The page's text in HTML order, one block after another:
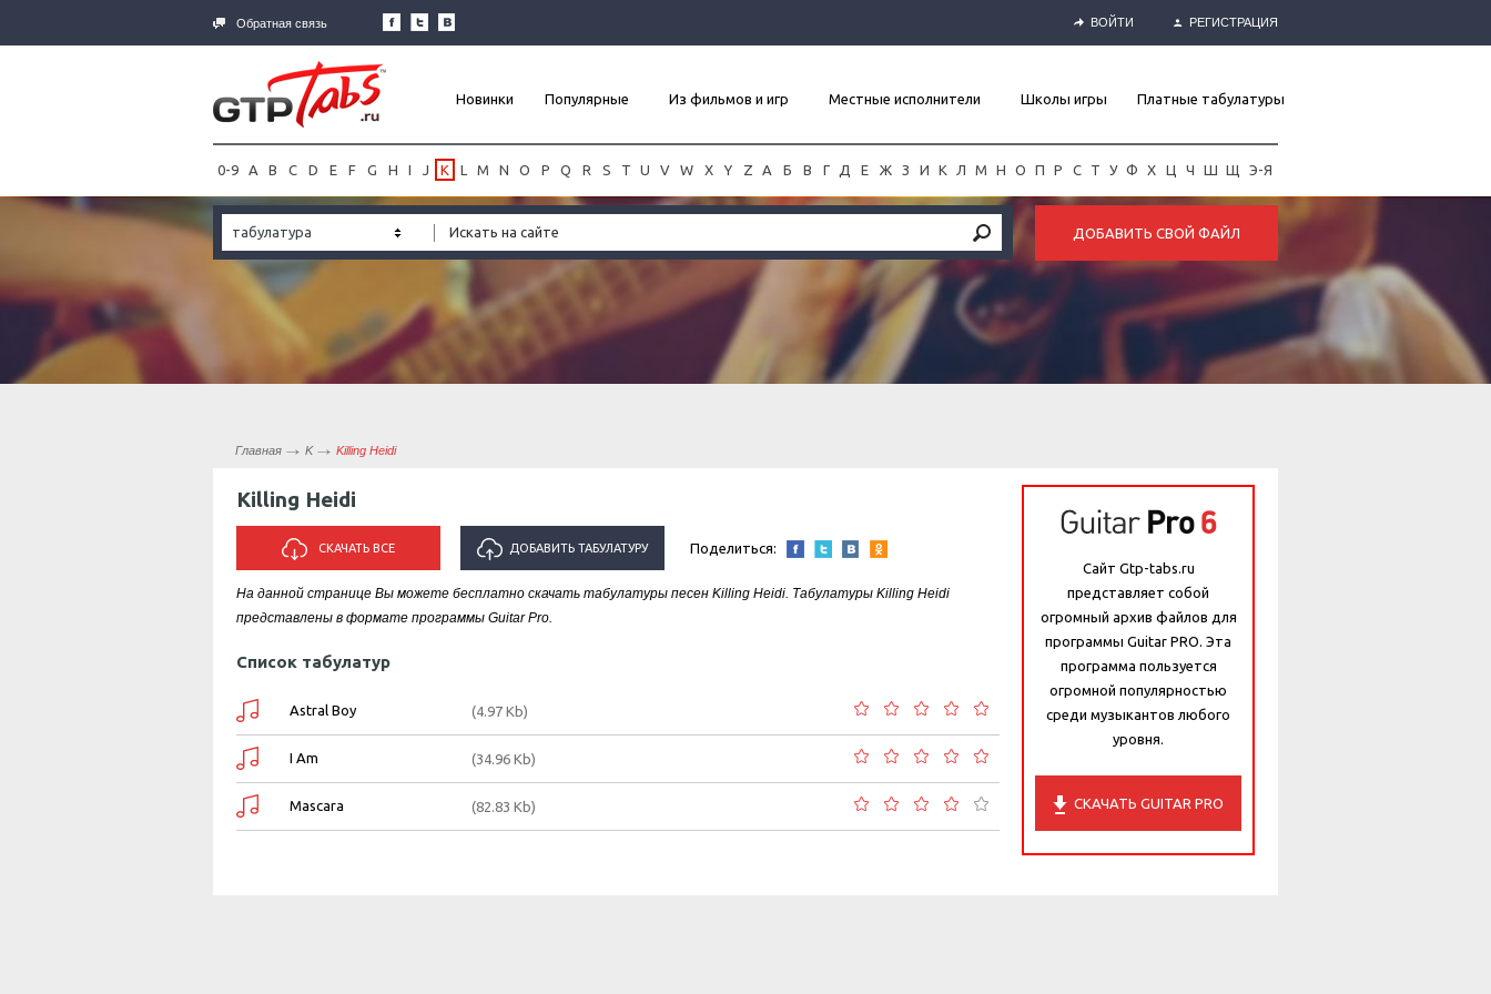
Обратная связь ВОЙТИ РЕГИСТРАЦИЯ
Новинки Популярные Из фильмов и игр Местные исполнители Школы игры Платные табулатуры
0-9 A B C D E F G H I J K L M N O P Q R S T U V W X Y Z А Б В Г Д Е Ж З И К Л М Н О П Р С Т У Ф Х Ц Ч Ш Щ Э-Я
табулатура ДОБАВИТЬ СВОЙ ФАЙЛ
Главная K Killing Heidi
Killing Heidi
СКАЧАТЬ ВСЕ ДОБАВИТЬ ТАБУЛАТУРУ
ИСПОЛНИТЕЛЯ "KILLING HEIDI"
Поделиться:
На данной странице Вы можете бесплатно скачать табулатуры песен Killing Heidi. Табулатуры Killing Heidi
представлены в формате программы Guitar Pro.
Список табулатур
Astral Boy (4.97 Kb)
I Am (34.96 Kb)
Mascara (82.83 Kb)
Сайт Gtp-tabs.ru
представляет собой
огромный архив файлов для
программы Guitar PRO. Эта
программа пользуется
огромной популярностью
среди музыкантов любого
уровня.
СКАЧАТЬ GUITAR PRO